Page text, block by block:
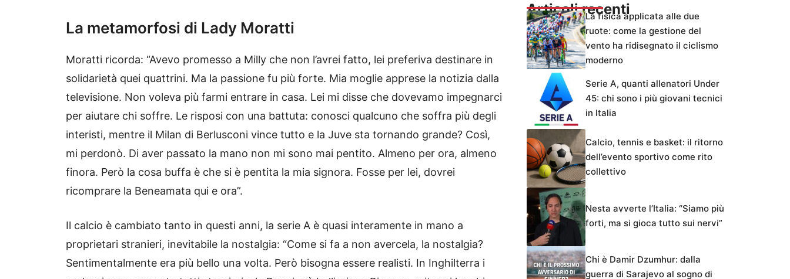
La metamorfosi di Lady Moratti
Moratti ricorda: “Avevo promesso a Milly che non l’avrei fatto, lei preferiva destinare in
solidarietà quei quattrini. Ma la passione fu più forte. Mia moglie apprese la notizia dalla
televisione. Non voleva più farmi entrare in casa. Lei mi disse che dovevamo impegnarci
per aiutare chi soffre. Le risposi con una battuta: conosci qualcuno che soffra più degli
interisti, mentre il Milan di Berlusconi vince tutto e la Juve sta tornando grande? Così,
mi perdonò. Di aver passato la mano non mi sono mai pentito. Almeno per ora, almeno
finora. Però la cosa buffa è che si è pentita la mia signora. Fosse per lei, dovrei
ricomprare la Beneamata qui e ora”.
Il calcio è cambiato tanto in questi anni, la serie A è quasi interamente in mano a
proprietari stranieri, inevitabile la nostalgia: “Come si fa a non avercela, la nostalgia?
Sentimentalmente era più bello una volta. Però bisogna essere realisti. In Inghilterra i
Articoli recentiLa fisica applicata alle due
ruote: come la gestione del
vento ha ridisegnato il ciclismo
moderno
Serie A, quanti allenatori Under
45: chi sono i più giovani tecnici
in Italia
Calcio, tennis e basket: il ritorno
dell’evento sportivo come rito
collettivo
Nesta avverte l’Italia: “Siamo più
forti, ma si gioca tutto sui nervi”
Chi è Damir Dzumhur: dalla
guerra di Sarajevo al sogno di